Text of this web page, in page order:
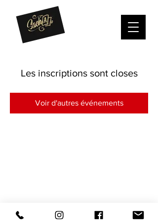
Les inscriptions sont closes
Voir d'autres événements
Sacha magicien - Genève et environs 2021 MAGIC SACHA - Mentions Légales